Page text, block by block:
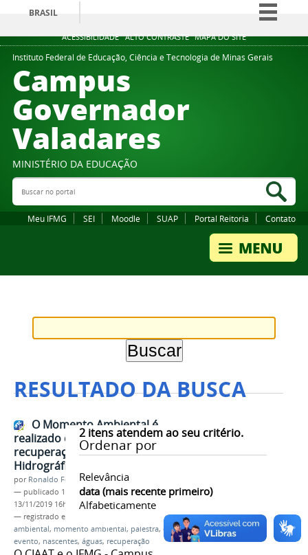
ACESSIBILIDADE ALTO CONTRASTE MAPA DO SITE
BRASIL
Simplifique!
Comunica BR
Instituto Federal de Educação, Ciência e Tecnologia de Minas Gerais
Campus
Governador
Valadares
MINISTÉRIO DA EDUCAÇÃO
Buscar no portal
Meu IFMG SEI Moodle SUAP Portal Reitoria Contato
RESULTADO DA BUSCA
2itens atendem ao seu critério.
Ordenar por
Relevância
data (mais recente primeiro)
Alfabeticamente
O Momento Ambiental é
realizado com debate sobre a
recuperação das Bacias
Hidrográficas
por Ronaldo Fernandes Roque
— publicado 13/11/2019 —última modificação
13/11/2019 16h34
— registrado em:
educação
ambiental, momento ambiental, palestra, debate,
evento, nascentes, águas, recuperação